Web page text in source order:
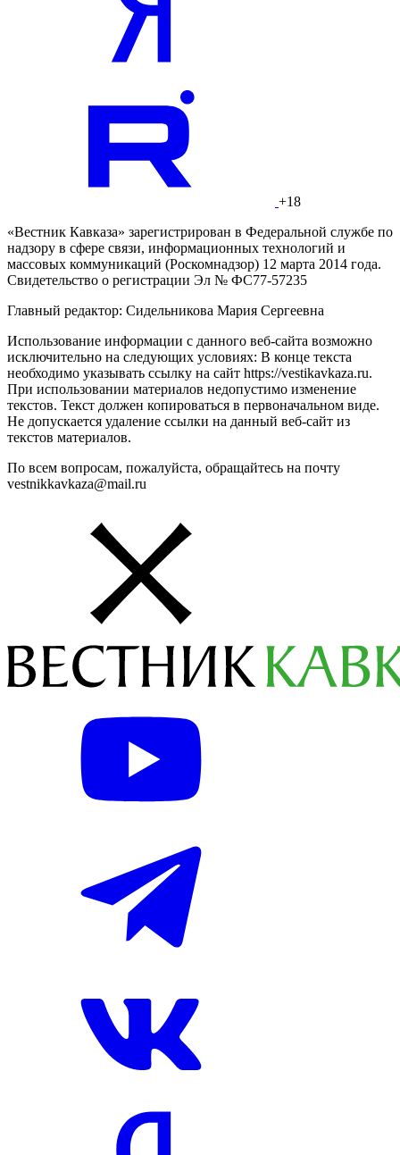
+18
«Вестник Кавказа» зарегистрирован в Федеральной службе по
надзору в сфере связи, информационных технологий и
массовых коммуникаций (Роскомнадзор) 12 марта 2014 года.
Свидетельство о регистрации Эл № ФС77-57235
Главный редактор: Сидельникова Мария Сергеевна
Использование информации с данного веб-сайта возможно
исключительно на следующих условиях: В конце текста
необходимо указывать ссылку на сайт https://vestikavkaza.ru.
При использовании материалов недопустимо изменение
текстов. Текст должен копироваться в первоначальном виде.
Не допускается удаление ссылки на данный веб-сайт из
текстов материалов.
По всем вопросам, пожалуйста, обращайтесь на почту
vestnikkavkaza@mail.ru